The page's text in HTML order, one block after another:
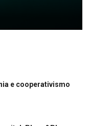
e cooperativismo